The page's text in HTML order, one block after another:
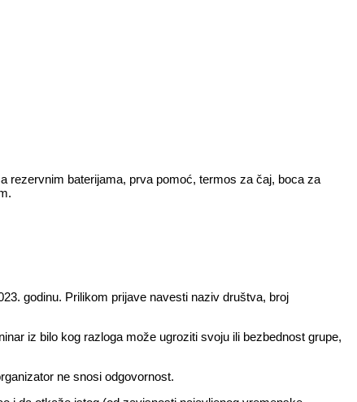
rezervnim baterijama, prva pomoć, termos za čaj, boca za
godinu. Prilikom prijave navesti naziv društva, broj
iz bilo kog razloga može ugroziti svoju ili bezbednost grupe,
ne snosi odgovornost.